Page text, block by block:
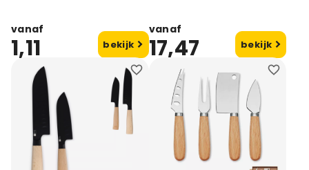
vanaf
1,11 bekijk
vanaf
17,47 bekijk